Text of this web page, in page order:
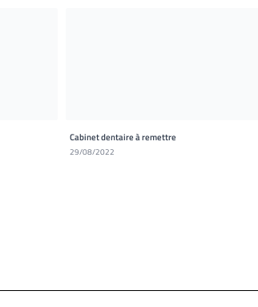
Cabinet dentaire à remettre
29/08/2022